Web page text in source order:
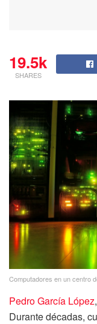
19.5k
SHARES
Computadores en un centro
Pedro García López,
Durante décadas,